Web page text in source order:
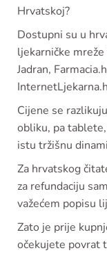
Hrvatskoj?
Dostupni su u
ljekarničke
Jadran,
Cijene se
obliku, pa
istu tržišnu
Za hrvatskog
za refundaciju
važećem popisu
Zato je prije
očekujete povrat